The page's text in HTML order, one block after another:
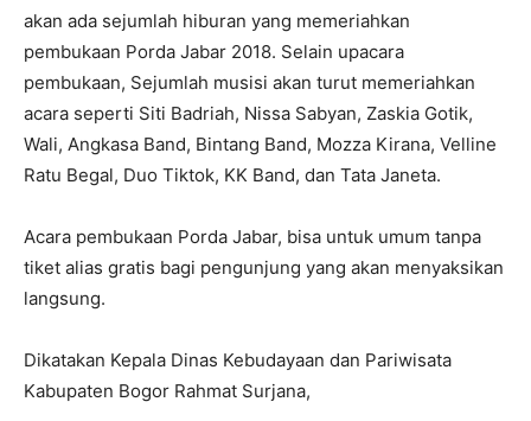
akan ada sejumlah hiburan yang memeriahkan
pembukaan Porda Jabar 2018. Selain upacara
pembukaan, Sejumlah musisi akan turut memeriahkan
acara seperti Siti Badriah, Nissa Sabyan, Zaskia Gotik,
Wali, Angkasa Band, Bintang Band, Mozza Kirana, Velline
Ratu Begal, Duo Tiktok, KK Band, dan Tata Janeta.
Acara pembukaan Porda Jabar, bisa untuk umum tanpa
tiket alias gratis bagi pengunjung yang akan menyaksikan
langsung.
Dikatakan Kepala Dinas Kebudayaan dan Pariwisata
Kabupaten Bogor Rahmat Surjana,